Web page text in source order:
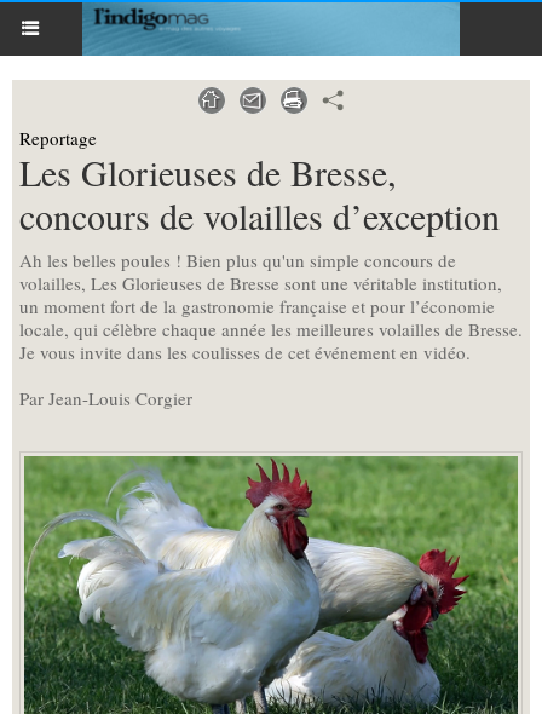
Reportage
Les Glorieuses de Bresse,
concours de volailles d’exception
Ah les belles poules ! Bien plus qu'un simple concours de
volailles, Les Glorieuses de Bresse sont une véritable institution,
un moment fort de la gastronomie française et pour l’économie
locale, qui célèbre chaque année les meilleures volailles de Bresse.
Je vous invite dans les coulisses de cet événement en vidéo.
Par Jean-Louis Corgier